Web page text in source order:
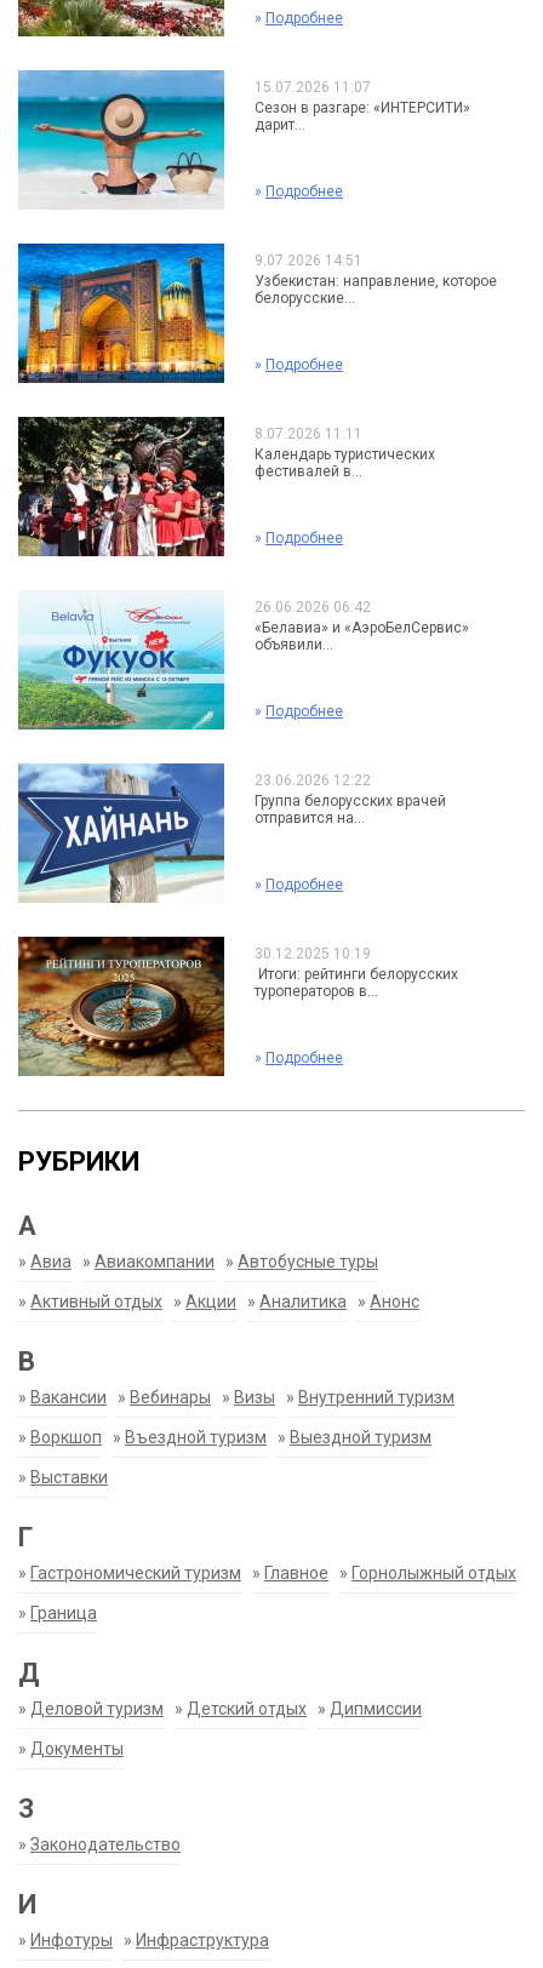
» Подробнее
15.07.2026 11:07
Сезон в разгаре: «ИНТЕРСИТИ»
дарит...
» Подробнее
9.07.2026 14:51
Узбекистан: направление, которое
белорусские...
» Подробнее
8.07.2026 11:11
Календарь туристических
фестивалей в...
» Подробнее
26.06.2026 06:42
«Белавиа» и «АэроБелСервис»
объявили...
» Подробнее
23.06.2026 12:22
Группа белорусских врачей
отправится на...
» Подробнее
30.12.2025 10:19
Итоги: рейтинги белорусских
туроператоров в...
» Подробнее
РУБРИКИ
А
» Авиа » Авиакомпании » Автобусные туры
» Активный отдых » Акции » Аналитика » Анонс
В
» Вакансии » Вебинары » Визы » Внутренний туризм
» Воркшоп » Въездной туризм » Выездной туризм
» Выставки
Г
» Гастрономический туризм » Главное » Горнолыжный отдых
» Граница
Д
» Деловой туризм » Детский отдых » Дипмиссии
» Документы
З
» Законодательство
И
» Инфотуры » Инфраструктура